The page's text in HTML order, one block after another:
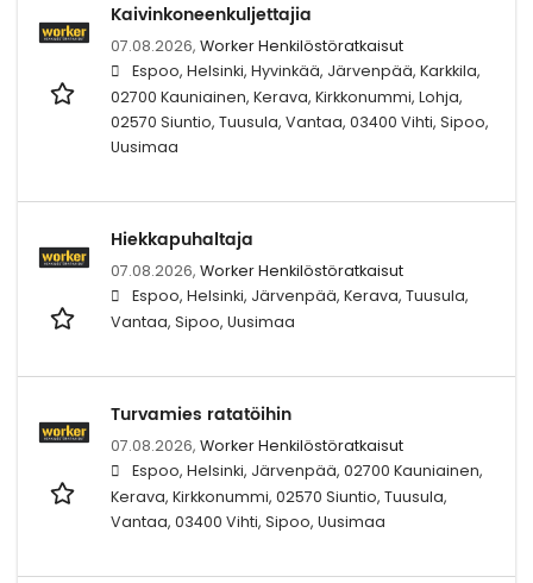
Kaivinkoneenkuljettajia
07.08.2026, Worker Henkilöstöratkaisut
Espoo, Helsinki, Hyvinkää, Järvenpää, Karkkila,
02700 Kauniainen, Kerava, Kirkkonummi, Lohja,
02570 Siuntio, Tuusula, Vantaa, 03400 Vihti, Sipoo,
Uusimaa
Hiekkapuhaltaja
07.08.2026, Worker Henkilöstöratkaisut
Espoo, Helsinki, Järvenpää, Kerava, Tuusula,
Vantaa, Sipoo, Uusimaa
Turvamies ratatöihin
07.08.2026, Worker Henkilöstöratkaisut
Espoo, Helsinki, Järvenpää, 02700 Kauniainen,
Kerava, Kirkkonummi, 02570 Siuntio, Tuusula,
Vantaa, 03400 Vihti, Sipoo, Uusimaa